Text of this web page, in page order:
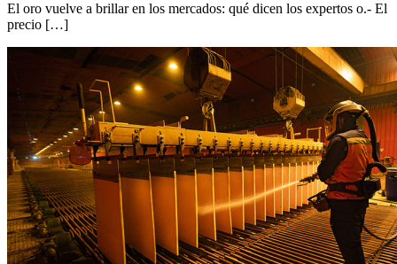
El oro vuelve a brillar en los mercados: qué dicen los expertos o.- El
precio […]